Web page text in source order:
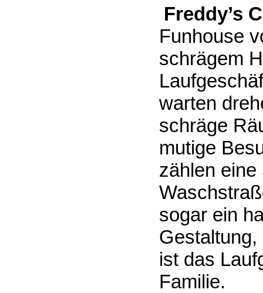
Freddy’s
Funhouse
schrägem
warten
schräge
mutige
zählen
sogar ein
ist das
Familie.